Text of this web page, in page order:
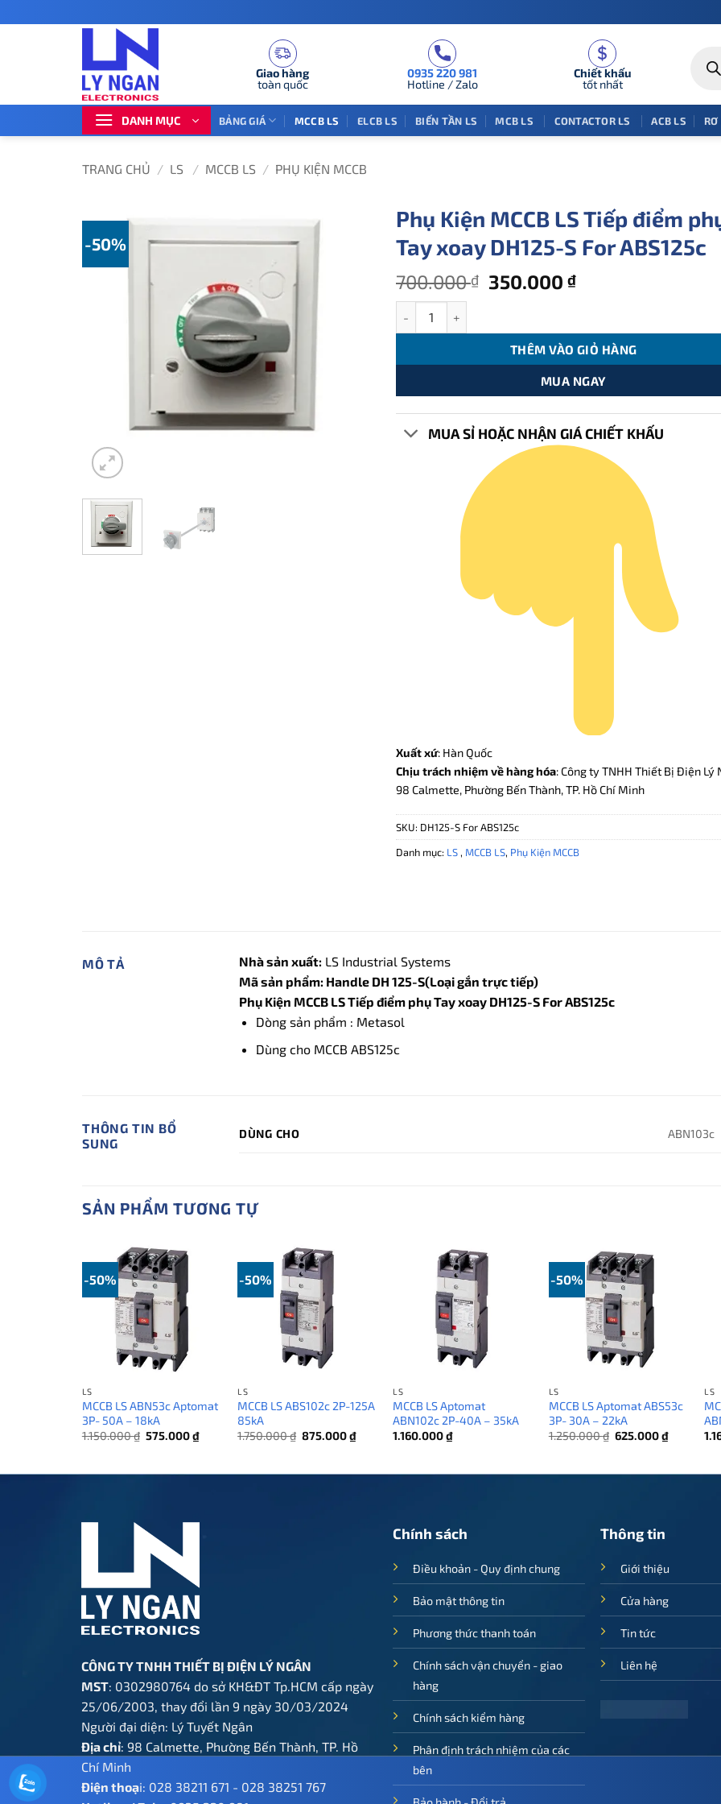
qua
Giao hàng
toàn quốc
0935 220 981
Hotline / Zalo
Chiết khấu
tốt nhất
kiếm
DANH MỤC BẢNG GIÁ MCCB LS ELCB LS BIẾN TẦN LS MCB LS CONTACTOR LS ACB LS
TRANG CHỦ / LS / MCCB LS / PHỤ KIỆN MCCB
-50%
Phụ Kiện MCCB LS Tiếp điểm
Tay xoay DH125-S For ABS125c
700.000₫ Giá
700.000 ₫.
350.000₫Giá
là:
350.000 ₫.
THÊM VÀO GIỎ HÀNG
MUA NGAY
MUA SỈ HOẶC NHẬN GIÁ CHIẾT KHẤU
Xuất xứ: Hàn Quốc
Chịu trách nhiệm về hàng hóa: Công ty TNHH Thiết Bị Điện Lý
98 Calmette, Phường Bến Thành, TP. Hồ Chí Minh
SKU: DH125-S For ABS125c
Danh mục: LS , MCCB LS, Phụ Kiện MCCB
MÔ TẢ Nhà sản xuất: LS Industrial Systems
Mã sản phẩm: Handle DH 125-S(Loại gắn trực tiếp)
Phụ Kiện MCCB LS Tiếp điểm phụ Tay xoay DH125-S For ABS125c
Dòng sản phẩm : Metasol
Dùng cho MCCB ABS125c
THÔNG TIN BỔ
SUNG
DÙNG CHO ABN103c
SẢN PHẨM TƯƠNG TỰ
-50%
LS
MCCB LS ABN53c Aptomat
3P- 50A – 18kA
1.150.000₫ Giá
575.000₫Giá
-50%
LS
MCCB LS ABS102c 2P-125A
85kA
1.750.000₫ Giá
875.000₫Giá
LS
MCCB LS Aptomat
ABN102c 2P-40A – 35kA
1.160.000₫
-50%
LS
MCCB LS Aptomat ABS53c
3P- 30A – 22kA
1.250.000₫ Giá
625.000₫Giá
LS
CÔNG TY TNHH THIẾT BỊ ĐIỆN LÝ NGÂN
MST: 0302980764 do sở KH&ĐT Tp.HCM cấp ngày
25/06/2003, thay đổi lần 9 ngày 30/03/2024
Người đại diện: Lý Tuyết Ngân
Địa chỉ: 98 Calmette, Phường Bến Thành, TP. Hồ
Chí Minh
Điện thoại: 028 38211 671 - 028 38251 767
Chính sách
Điều khoản - Quy định chung
Bảo mật thông tin
Phương thức thanh toán
Chính sách vận chuyển - giao
hàng
Chính sách kiểm hàng
Phân định trách nhiệm của các
bên
Thông tin
Giới thiệu
Cửa hàng
Tin tức
Liên hệ